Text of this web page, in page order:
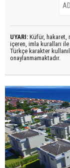
UYARI: Küfür, hakaret,
içeren, imla kuralları ile
Türkçe karakter
onaylanmamaktadır.